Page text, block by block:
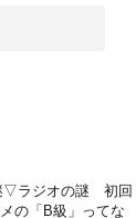
▽ラジオの謎 初回
の「B級」ってな